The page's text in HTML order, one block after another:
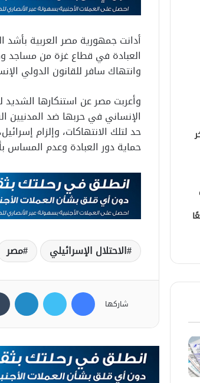
أدانت جمهورية مصر العربية
العبادة في قطاع غزة من مساجد
وانتهاك سافر للقانون الدولي
وأعربت مصر عن استنكارها الشديد
الإنساني في حربها ضد المدنيين
حد لتلك الانتهاكات، وإلزام
حماية دور العبادة وعدم المساس
الاحتلال الإسرائيلي مصر
شاركها
فيسبوك تويتر